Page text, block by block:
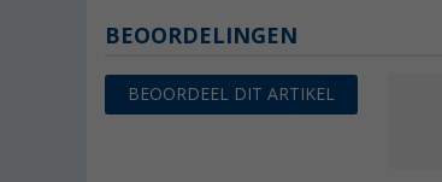
BEOORDELINGEN
BEOORDEEL DIT ARTIKEL